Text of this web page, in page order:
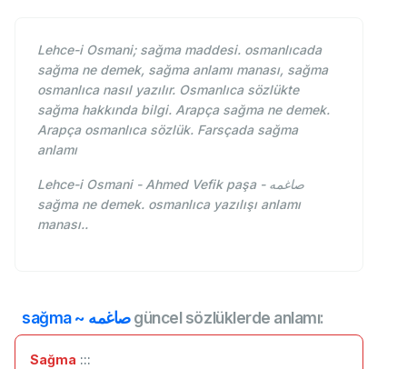
Lehce-i Osmani; sağma maddesi. osmanlıcada
sağma ne demek, sağma anlamı manası, sağma
osmanlıca nasıl yazılır. Osmanlıca sözlükte
sağma hakkında bilgi. Arapça sağma ne demek.
Arapça osmanlıca sözlük. Farsçada sağma
anlamı
Lehce-i Osmani - Ahmed Vefik paşa - صاغمه
sağma ne demek. osmanlıca yazılışı anlamı
manası..
sağma ~ صاغمهgüncel sözlüklerde anlamı:
Sağma :::